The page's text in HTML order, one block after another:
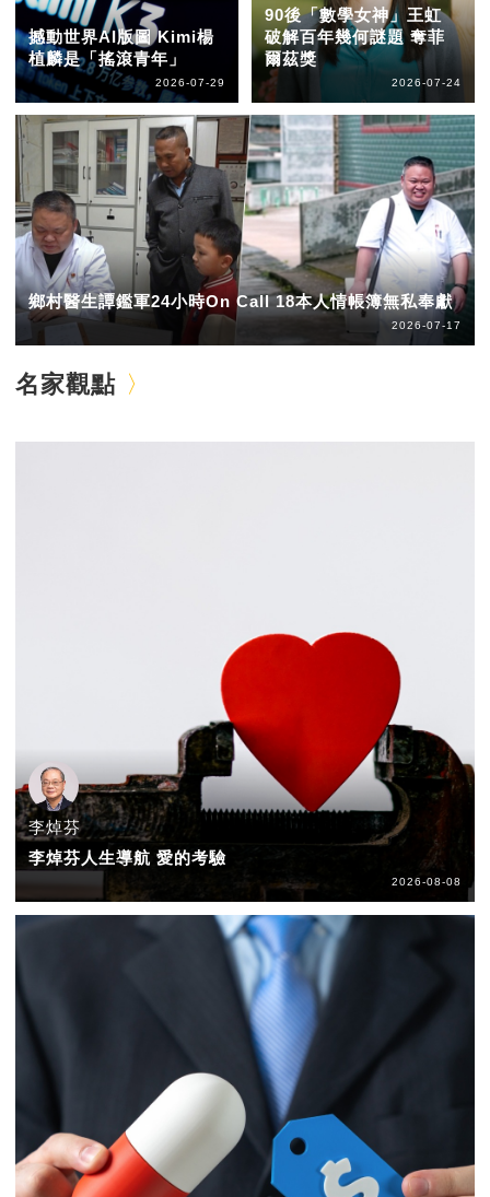
撼動世界AI版圖 Kimi楊
植麟是「搖滾青年」
2026-07-29
90後「數學女神」王虹
破解百年幾何謎題 奪菲
爾茲獎
2026-07-24
鄉村醫生譚鑑軍24小時On Call 18本人情帳簿無私奉獻
2026-07-17
名家觀點
李焯芬
李焯芬人生導航 愛的考驗
2026-08-08